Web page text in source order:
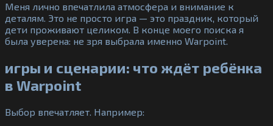
Меня лично впечатлила атмосфера и внимание к
деталям. Это не просто игра — это праздник, который
дети проживают целиком. В конце моего поиска я
была уверена: не зря выбрала именно Warpoint.
игры и сценарии: что ждёт ребёнка
в Warpoint
Выбор впечатляет. Например: